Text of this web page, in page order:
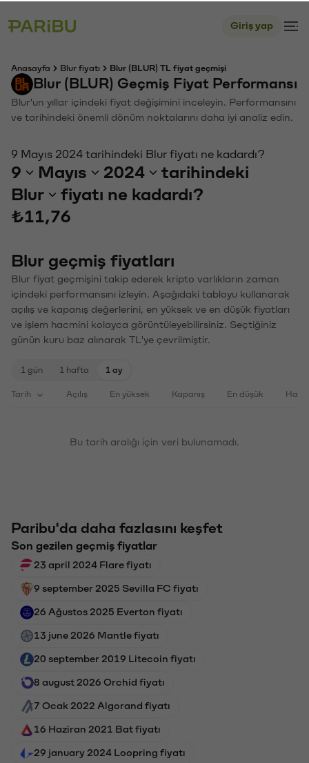
Giriş yap
Anasayfa Blur fiyatı Blur (BLUR) TL fiyat geçmişi
Blur (BLUR) Geçmiş Fiyat Performansı
Blur'un yıllar içindeki fiyat değişimini inceleyin. Performansını
ve tarihindeki önemli dönüm noktalarını daha iyi analiz edin.
9 Mayıs 2024 tarihindeki Blur fiyatı ne kadardı?
9 Mayıs 2024
tarihindeki
Blur
fiyatı ne kadardı?
₺11,76
Blur geçmiş fiyatları
Blur fiyat geçmişini takip ederek kripto varlıkların zaman
içindeki performansını izleyin. Aşağıdaki tabloyu kullanarak
açılış ve kapanış değerlerini, en yüksek ve en düşük fiyatları
ve işlem hacmini kolayca görüntüleyebilirsiniz. Seçtiğiniz
günün kuru baz alınarak TL'ye çevrilmiştir.
1 gün 1 hafta 1 ay
Tarih Açılış En yüksek Kapanış En düşük
Bu tarih aralığı için veri bulunamadı.
Paribu'da daha fazlasını keşfet
Son gezilen geçmiş fiyatlar
23 april 2024 Flare fiyatı
9 september 2025 Sevilla FC fiyatı
26 Ağustos 2025 Everton fiyatı
13 june 2026 Mantle fiyatı
20 september 2019 Litecoin fiyatı
8 august 2026 Orchid fiyatı
7 Ocak 2022 Algorand fiyatı
16 Haziran 2021 Bat fiyatı
29 january 2024 Loopring fiyatı